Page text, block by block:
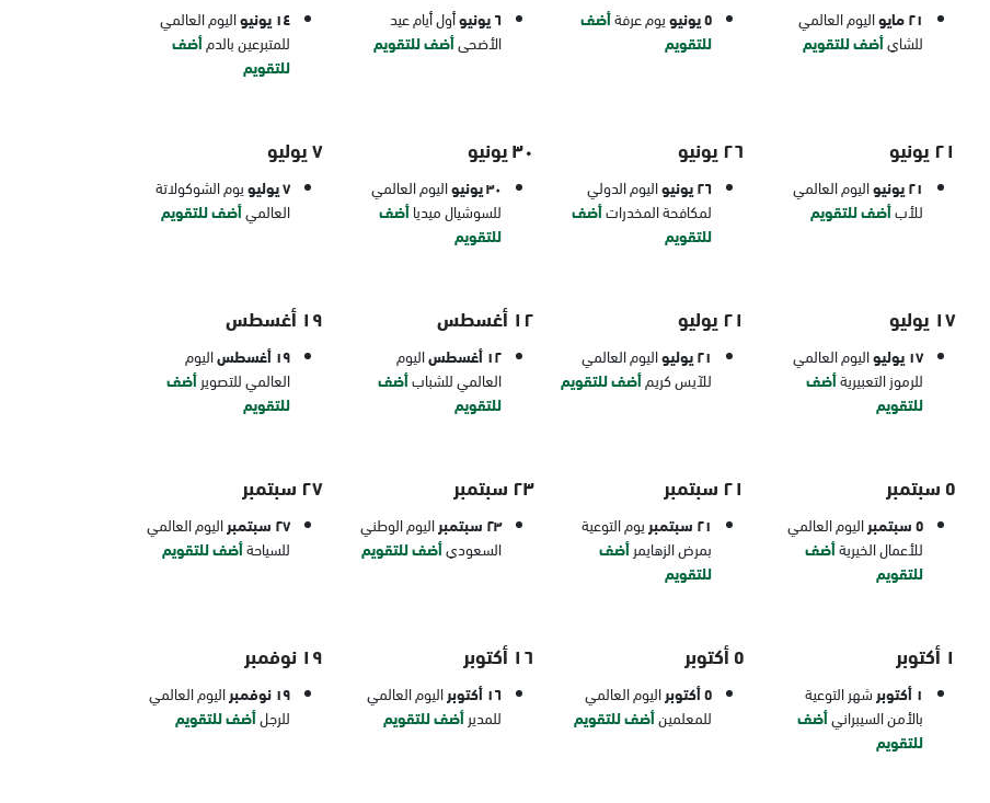
٢١ مايو
اليوم العالمي
للشايأضف للتقويم
٥ يونيو يوم عرفةأضف
للتقويم
٦ يونيو
أول أيام عيد
الأضحىأضف للتقويم
١٤ يونيو
اليوم العالمي
للمتبرعين بالدمأضف
للتقويم
٢١ يونيو
٢١ يونيو
اليوم العالمي
للأبأضف للتقويم
٢٦ يونيو
٢٦ يونيو
اليوم الدولي
لمكافحة المخدراتأضف
للتقويم
٣٠ يونيو
٣٠ يونيو
اليوم العالمي
للسوشيال ميدياأضف
للتقويم
٧ يوليو
٧ يوليو
يوم الشوكولاتة
العالميأضف للتقويم
١٧ يوليو
١٧ يوليو
اليوم العالمي
للرموز التعبيريةأضف
للتقويم
٢١ يوليو
٢١ يوليو
اليوم العالمي
للآيس كريمأضف للتقويم
١٢ أغسطس
١٢ أغسطس
اليوم
العالمي للشبابأضف
للتقويم
١٩ أغسطس
١٩ أغسطس
اليوم
العالمي للتصويرأضف
للتقويم
٥ سبتمبر
٥ سبتمبر
اليوم العالمي
للأعمال الخيريةأضف
للتقويم
٢١ سبتمبر
٢١ سبتمبر
يوم التوعية
بمرض الزهايمرأضف
للتقويم
٢٣ سبتمبر
٢٣ سبتمبر
اليوم الوطني
السعوديأضف للتقويم
٢٧ سبتمبر
٢٧ سبتمبر
اليوم العالمي
للسياحةأضف للتقويم
١ أكتوبر
١ أكتوبر
شهر التوعية
بالأمن السيبرانيأضف
للتقويم
٥ أكتوبر
٥ أكتوبر
اليوم العالمي
للمعلمينأضف للتقويم
١٦ أكتوبر
١٦ أكتوبر
اليوم العالمي
للمديرأضف للتقويم
١٩ نوفمبر
١٩ نوفمبر
اليوم العالمي
للرجلأضف للتقويم